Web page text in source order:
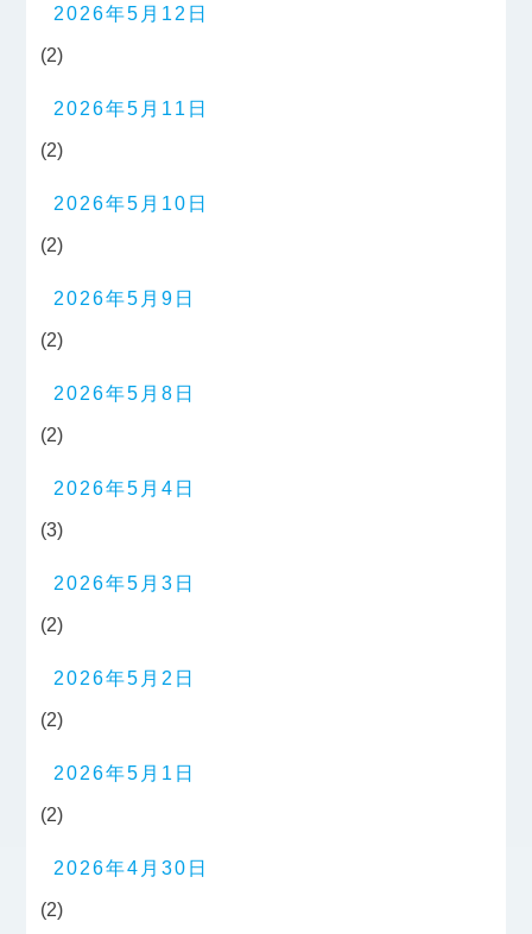
2026年5月12日
(2)
2026年5月11日
(2)
2026年5月10日
(2)
2026年5月9日
(2)
2026年5月8日
(2)
2026年5月4日
(3)
2026年5月3日
(2)
2026年5月2日
(2)
2026年5月1日
(2)
2026年4月30日
(2)